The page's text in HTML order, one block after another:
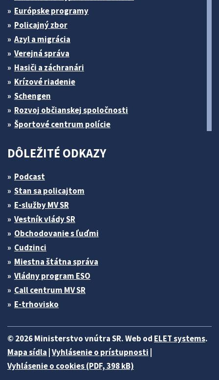
Európske programy
Policajný zbor
Azyl a migrácia
Verejná správa
Hasiči a záchranári
Krízové riadenie
Schengen
Rozvoj občianskej spoločnosti
Športové centrum polície
DÔLEŽITÉ ODKAZY
Podcast
Stan sa policajtom
E-služby MV SR
Vestník vlády SR
Obchodovanie s ľuďmi
Cudzinci
Miestna štátna správa
Vládny program ESO
Call centrum MV SR
E-trhovisko
© 2026 Ministerstvo vnútra SR. Web od ELET systems.
Mapa sídla Vyhlásenie o prístupnosti
Vyhlásenie o cookies (PDF, 398 kB)